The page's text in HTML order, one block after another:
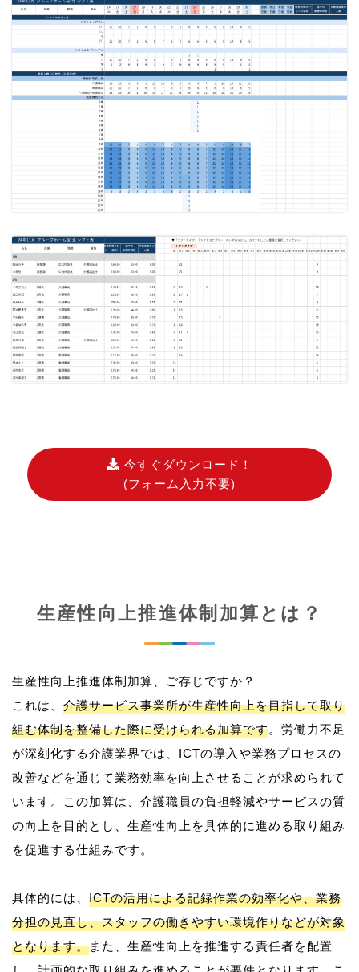
今すぐダウンロード！
(フォーム入力不要)
生産性向上推進体制加算とは？
生産性向上推進体制加算、ご存じですか？
これは、 介護サービス事業所が生産性向上を目指して取り
組む体制を整備した際に受けられる加算です。労働力不足
が深刻化する介護業界では、ICTの導入や業務プロセスの
改善などを通じて業務効率を向上させることが求められて
います。この加算は、介護職員の負担軽減やサービスの質
の向上を目的とし、生産性向上を具体的に進める取り組み
を促進する仕組みです。
具体的には、 ICTの活用による記録作業の効率化や、業務
分担の見直し、スタッフの働きやすい環境作りなどが対象
となります。また、生産性向上を推進する責任者を配置